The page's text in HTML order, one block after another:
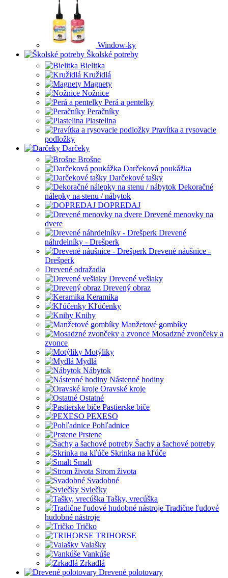
Window-ky
Školské potreby
Bielitka
Kružidlá
Magnety
Nožnice
Perá a pentelky
Peračníky
Plastelina
Pravítka a rysovacie
podložky
Darčeky
Brošne
Darčeková poukážka
Darčekové tašky
Dekoračné
nálepky na stenu / nábytok
DOPREDAJ
Drevené menovky na
dvere
Drevené
náhrdelníky - Drešperk
Drevené náušnice -
Drešperk
Drevené odražadla
Drevené vešiaky
Drevený obraz
Keramika
Kľúčenky
Knihy
Manžetové gombíky
Mosadzné zvončeky a
zvonce
Motýliky
Mydlá
Nábytok
Nástenné hodiny
Oravské kroje
Ostatné
Pastierske biče
PEXESO
Pohľadnice
Prstene
Šachy a šachové potreby
Skrinka na kľúče
Smalt
Strom života
Svadobné
Sviečky
Tašky, vrecúška
Tradične ľudové
hudobné nástroje
Tričko
TRIHORSE
Valašky
Vankúše
Zrkadlá
Drevené polotovary